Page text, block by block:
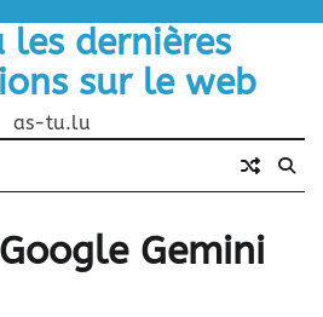
dernières
sur le web
as-tu.lu
Google Gemini